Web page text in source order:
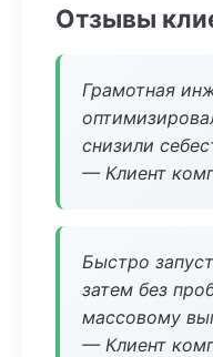
Отзывы
Грамотная
снизили
— Клиент
Быстро
затем без
массовому
— Клиент